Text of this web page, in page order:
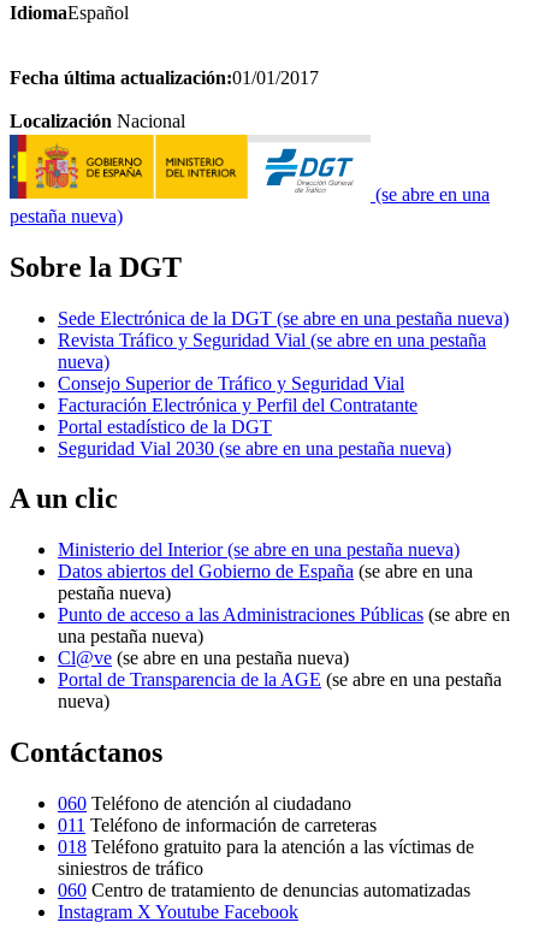
IdiomaEspañol
Fecha última actualización:01/01/2017
Localización Nacional
(se abre en una
pestaña nueva)
Sobre la DGT
Sede Electrónica de la DGT (se abre en una pestaña nueva)
Revista Tráfico y Seguridad Vial (se abre en una pestaña
nueva)
Consejo Superior de Tráfico y Seguridad Vial
Facturación Electrónica y Perfil del Contratante
Portal estadístico de la DGT
Seguridad Vial 2030 (se abre en una pestaña nueva)
A un clic
Ministerio del Interior(se abre en una pestaña nueva)
Datos abiertos del Gobierno de España (se abre en una
pestaña nueva)
Punto de acceso a las Administraciones Públicas (se abre en
una pestaña nueva)
Cl@ve (se abre en una pestaña nueva)
Portal de Transparencia de la AGE (se abre en una pestaña
nueva)
Contáctanos
060 Teléfono de atención al ciudadano
011 Teléfono de información de carreteras
018 Teléfono gratuito para la atención a las víctimas de
siniestros de tráfico
060 Centro de tratamiento de denuncias automatizadas
Instagram X Youtube Facebook